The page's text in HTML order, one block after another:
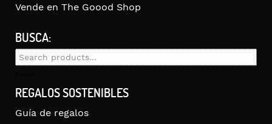
Vende en The Goood Shop
BUSCA:
Search
REGALOS SOSTENIBLES
Guía de regalos